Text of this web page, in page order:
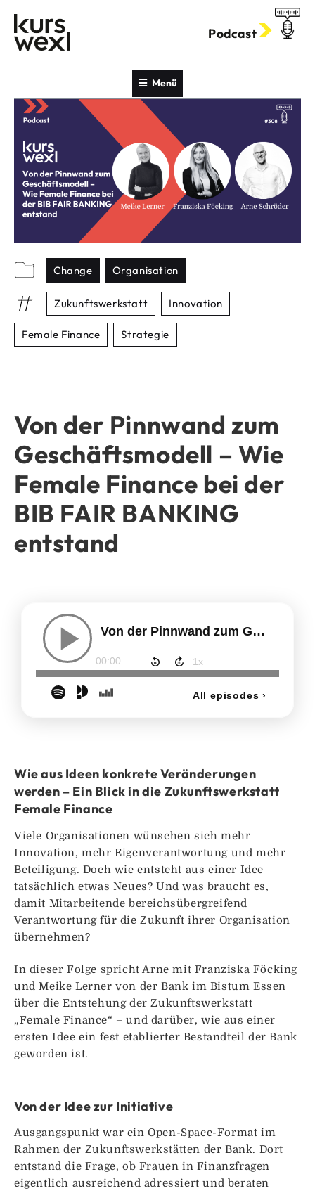
Inhalt
springen
Podcast
Menü
Change Organisation
Zukunftswerkstatt Innovation
Female Finance Strategie
Von der Pinnwand zum
Geschäftsmodell – Wie
Female Finance bei der
BIB FAIR BANKING
entstand
Wie aus Ideen konkrete Veränderungen
werden – Ein Blick in die Zukunftswerkstatt
Female Finance
Viele Organisationen wünschen sich mehr
Innovation, mehr Eigenverantwortung und mehr
Beteiligung. Doch wie entsteht aus einer Idee
tatsächlich etwas Neues? Und was braucht es,
damit Mitarbeitende bereichsübergreifend
Verantwortung für die Zukunft ihrer Organisation
übernehmen?
In dieser Folge spricht Arne mit Franziska Föcking
und Meike Lerner von der Bank im Bistum Essen
über die Entstehung der Zukunftswerkstatt
„Female Finance“ – und darüber, wie aus einer
ersten Idee ein fest etablierter Bestandteil der Bank
geworden ist.
Von der Idee zur Initiative
Ausgangspunkt war ein Open-Space-Format im
Rahmen der Zukunftswerkstätten der Bank. Dort
entstand die Frage, ob Frauen in Finanzfragen
eigentlich ausreichend adressiert und beraten